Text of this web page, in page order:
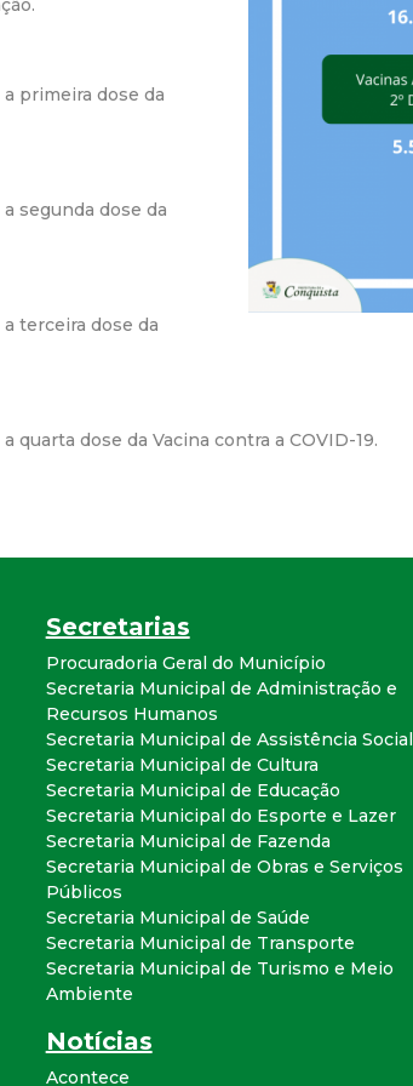
a
u
i
i
a
l
d
e
C
o
n
q
u
primeira dose da
segunda dose da
terceira dose da
dose da Vacina contra a COVID-19.
Secretarias
Procuradoria Geral do Município
Secretaria Municipal de Administração e
Recursos Humanos
Secretaria Municipal de Assistência Social
Secretaria Municipal de Cultura
Secretaria Municipal de Educação
Secretaria Municipal do Esporte e Lazer
Secretaria Municipal de Fazenda
Secretaria Municipal de Obras e Serviços
Públicos
Secretaria Municipal de Saúde
Secretaria Municipal de Transporte
Secretaria Municipal de Turismo e Meio
Ambiente
Notícias
Acontece